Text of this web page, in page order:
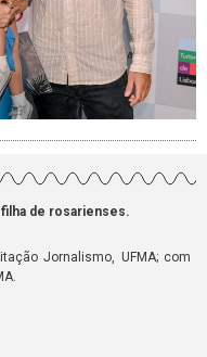
de rosarienses.
Jornalismo, UFMA; com